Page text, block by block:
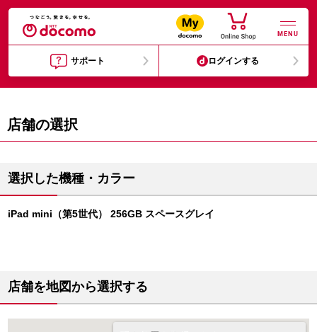
MENU
サポート ログインする
店舗の選択
選択した機種・カラー
iPad mini（第5世代） 256GB スペースグレイ
店舗を地図から選択する